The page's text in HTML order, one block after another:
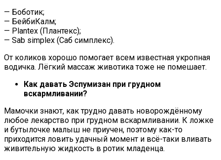
— Боботик;
— БейбиКалм;
— Plantex (Плантекс);
— Sab simplex (Саб симплекс).
От коликов хорошо помогает всем известная укропная
водичка. Лёгкий массаж животика тоже не помешает.
Как давать Эспумизан при грудном
вскармливании?
Мамочки знают, как трудно давать новорождённому
любое лекарство при грудном вскармливании. К ложке
и бутылочке малыш не приучен, поэтому как-то
приходится ловить удачный момент и всё-таки вливать
живительную жидкость в ротик младенца.